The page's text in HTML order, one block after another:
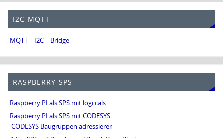
I2C-MQTT
MQTT – I2C – Bridge
RASPBERRY-SPS
Raspberry PI als SPS mit logi.cals
Raspberry PI als SPS mit CODESYS
CODESYS Baugruppen adressieren